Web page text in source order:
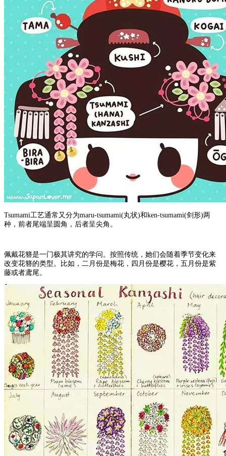
Tsumami工艺通常又分为maru-tsumami(丸状)和ken-tsumami(剑形)两
种，前者尾端呈圆角，后者呈尖角。
佩戴花簪是一门极其讲究的学问。按照传统，她们会随着季节变化来
改变花簪的类型。比如，二月份是梅花，四月份是樱花，五月份是紫
藤或者鸢尾。